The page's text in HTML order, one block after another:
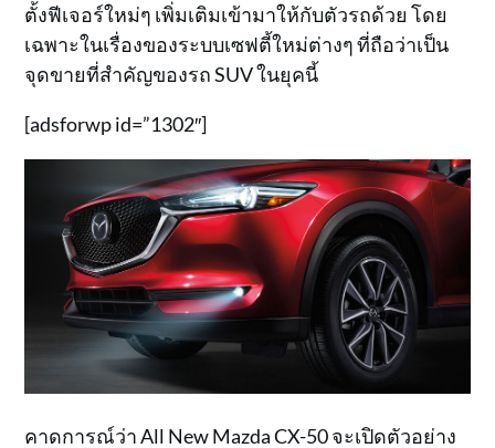
ตั้งฟีเจอร์ใหม่ๆ เพิ่มเติมเข้ามาให้กับตัวรถด้วย โดย
เฉพาะในเรื่องของระบบเซฟตี้ใหม่ต่างๆ ที่ถือว่าเป็น
จุดขายที่สำคัญของรถ SUV ในยุคนี้
[adsforwp id=”1302″]
คาดการณ์ว่า All New Mazda CX-50 จะเปิดตัวอย่าง